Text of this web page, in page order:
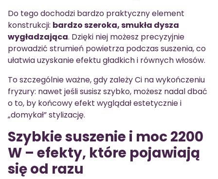
Do tego dochodzi bardzo praktyczny element
konstrukcji: bardzo szeroka, smukła dysza
wygładzająca. Dzięki niej możesz precyzyjnie
prowadzić strumień powietrza podczas suszenia, co
ułatwia uzyskanie efektu gładkich i równych włosów.
To szczególnie ważne, gdy zależy Ci na wykończeniu
fryzury: nawet jeśli susisz szybko, możesz nadal dbać
o to, by końcowy efekt wyglądał estetycznie i
„domykał” stylizację.
Szybkie suszenie i moc 2200
W – efekty, które pojawiają
się od razu